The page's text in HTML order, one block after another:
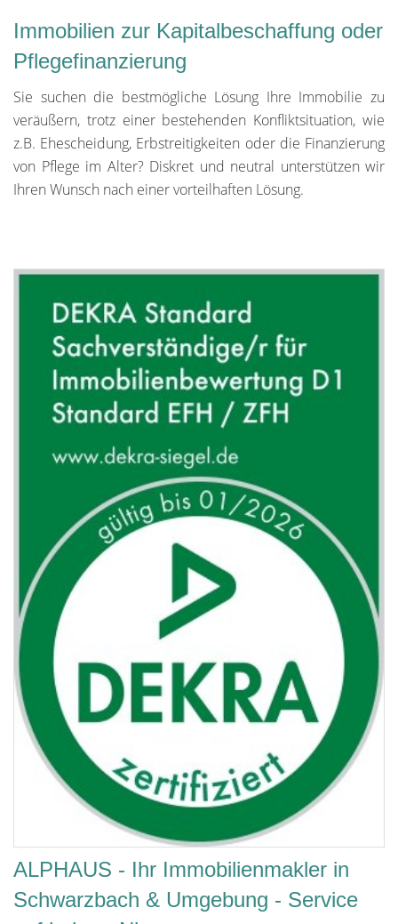
Immobilien zur Kapitalbeschaffung oder
Pflegefinanzierung
Sie suchen die bestmögliche Lösung Ihre Immobilie zu
veräußern, trotz einer bestehenden Konfliktsituation, wie
z.B. Ehescheidung, Erbstreitigkeiten oder die Finanzierung
von Pflege im Alter? Diskret und neutral unterstützen wir
Ihren Wunsch nach einer vorteilhaften Lösung.
ALPHAUS - Ihr Immobilienmakler in
Schwarzbach & Umgebung - Service